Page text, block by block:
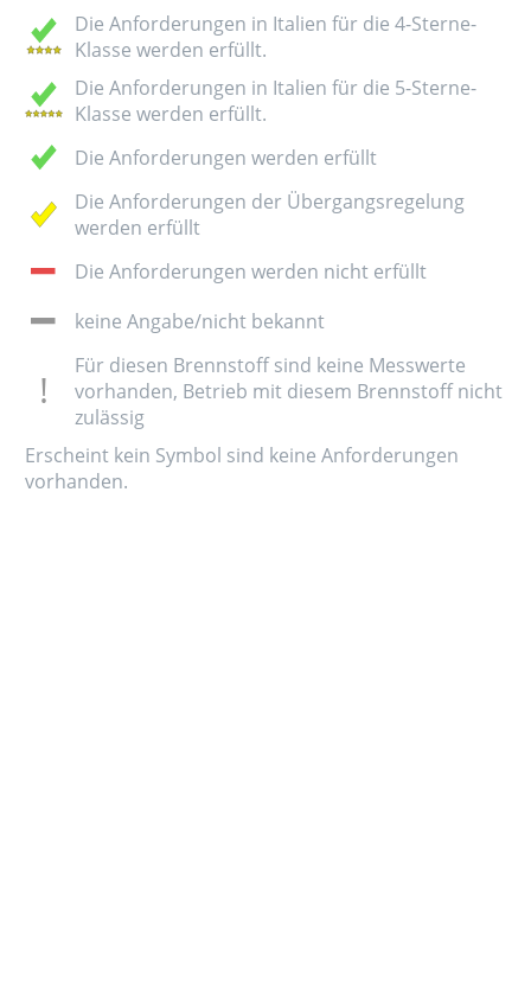
Die Anforderungen in Italien für die 4-Sterne-
Klasse werden erfüllt.
Die Anforderungen in Italien für die 5-Sterne-
Klasse werden erfüllt.
Die Anforderungen werden erfüllt
Die Anforderungen der Übergangsregelung
werden erfüllt
Die Anforderungen werden nicht erfüllt
keine Angabe/nicht bekannt
Für diesen Brennstoff sind keine Messwerte
vorhanden, Betrieb mit diesem Brennstoff nicht
zulässig
Erscheint kein Symbol sind keine Anforderungen
vorhanden.